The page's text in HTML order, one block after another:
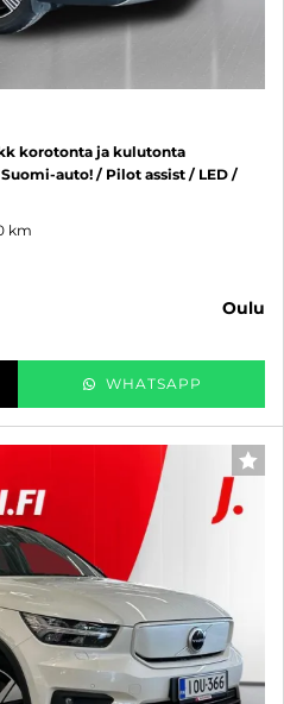
korotonta ja kulutonta
auto! / Pilot assist / LED /
km
oulu
WHATSAPP